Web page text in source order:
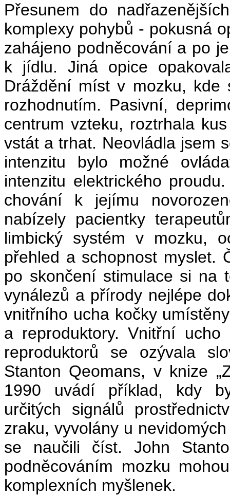
Přesunem do
komplexy pohybů - pokusná
zahájeno podněcování a po
k jídlu. Jiná opice
Dráždění míst v mozku,
rozhodnutím. Pasivní,
centrum vzteku, roztrhala
vstát a trhat. Neovládla jsem
intenzitu bylo možné
intenzitu elektrického
chování k jejímu
nabízely pacientky
limbický systém v mozku,
přehled a schopnost myslet.
po skončení stimulace si na
vynálezů a přírody nejlépe
vnitřního ucha kočky
a reproduktory. Vnitřní
reproduktorů se ozývala
Stanton Qeomans, v knize
1990 uvádí příklad, kdy
určitých signálů
zraku, vyvolány u
se naučili číst. John
podněcováním mozku
komplexních myšlenek.